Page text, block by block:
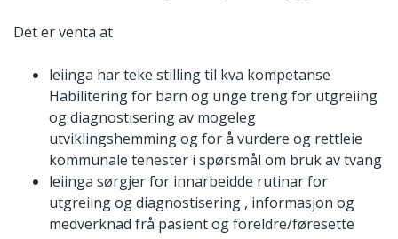
Det er venta at
leiinga har teke stilling til kva kompetanse
Habilitering for barn og unge treng for utgreiing
og diagnostisering av mogeleg
utviklingshemming og for å vurdere og rettleie
kommunale tenester i spørsmål om bruk av tvang
leiinga sørgjer for innarbeidde rutinar for
utgreiing og diagnostisering , informasjon og
medverknad frå pasient og foreldre/føresette